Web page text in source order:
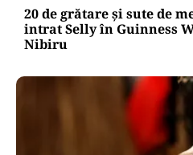
20 de grătare și sute de
intrat Selly în Guinness
Nibiru